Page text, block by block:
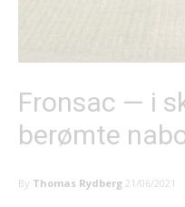
Fronsac — i
berømte
By Thomas Rydberg 21/06/2021